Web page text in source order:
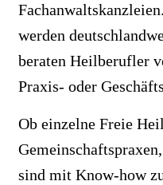
werden
beraten Heilberufler
Praxis- oder
Ob einzelne Freie
sind mit Know-how